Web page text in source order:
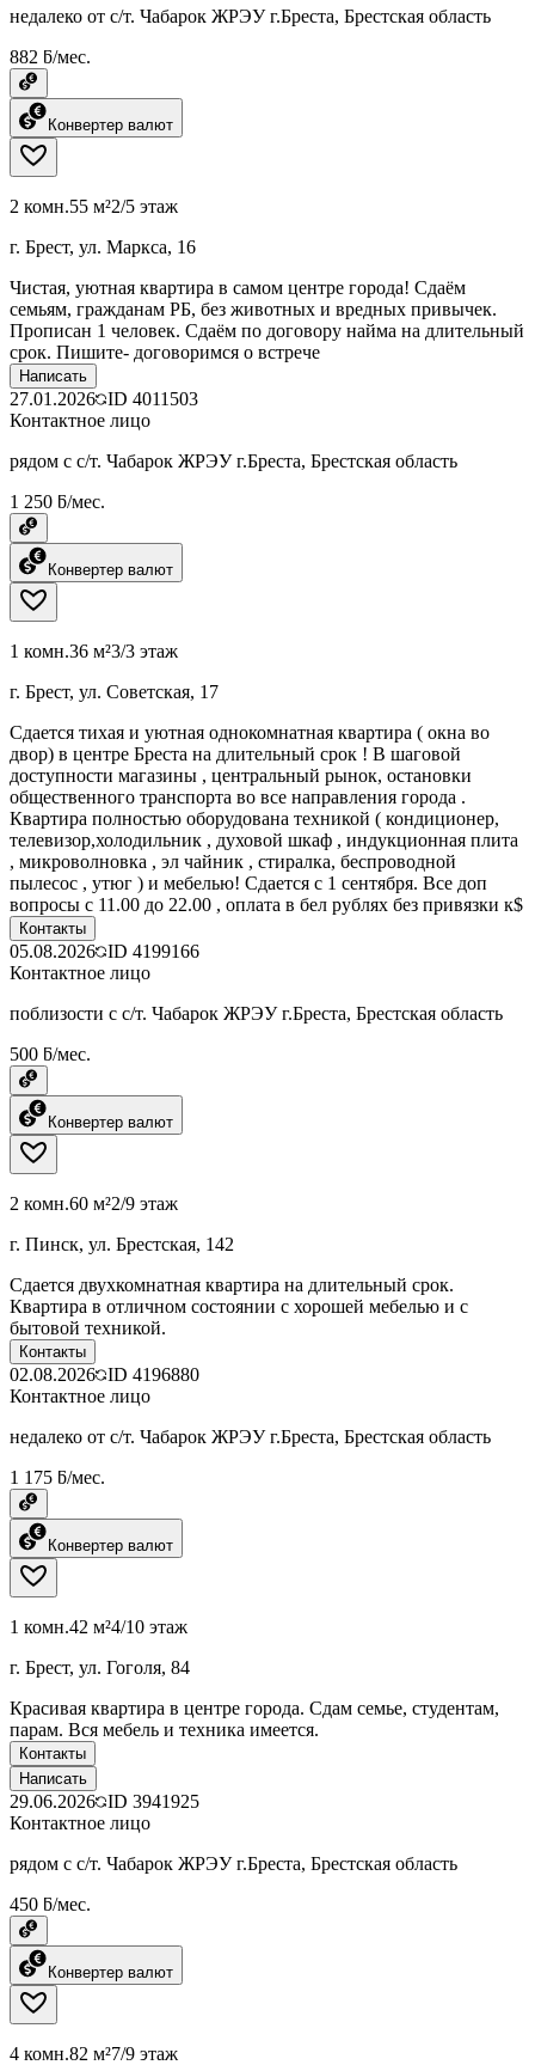
недалеко от с/т. Чабарок ЖРЭУ г.Бреста, Брестская область
882 ƃ/мес.
Конвертер валют
2 комн.55 м²2/5 этаж
г. Брест, ул. Маркса, 16
Чистая, уютная квартира в самом центре города! Сдаём
семьям, гражданам РБ, без животных и вредных привычек.
Прописан 1 человек. Сдаём по договору найма на длительный
срок. Пишите- договоримся о встрече
Написать
27.01.2026 ID 4011503
Контактное лицо
рядом с с/т. Чабарок ЖРЭУ г.Бреста, Брестская область
1 250 ƃ/мес.
Конвертер валют
1 комн.36 м²3/3 этаж
г. Брест, ул. Советская, 17
Сдается тихая и уютная однокомнатная квартира ( окна во
двор) в центре Бреста на длительный срок ! В шаговой
доступности магазины , центральный рынок, остановки
общественного транспорта во все направления города .
Квартира полностью оборудована техникой ( кондиционер,
телевизор,холодильник , духовой шкаф , индукционная плита
, микроволновка , эл чайник , стиралка, беспроводной
пылесос , утюг ) и мебелью! Сдается с 1 сентября. Все доп
вопросы с 11.00 до 22.00 , оплата в бел рублях без привязки к$
Контакты
05.08.2026 ID 4199166
Контактное лицо
поблизости с с/т. Чабарок ЖРЭУ г.Бреста, Брестская область
500 ƃ/мес.
Конвертер валют
2 комн.60 м²2/9 этаж
г. Пинск, ул. Брестская, 142
Сдается двухкомнатная квартира на длительный срок.
Квартира в отличном состоянии с хорошей мебелью и с
бытовой техникой.
Контакты
02.08.2026 ID 4196880
Контактное лицо
недалеко от с/т. Чабарок ЖРЭУ г.Бреста, Брестская область
1 175 ƃ/мес.
Конвертер валют
1 комн.42 м²4/10 этаж
г. Брест, ул. Гоголя, 84
Красивая квартира в центре города. Сдам семье, студентам,
парам. Вся мебель и техника имеется.
Контакты
Написать
29.06.2026 ID 3941925
Контактное лицо
рядом с с/т. Чабарок ЖРЭУ г.Бреста, Брестская область
450 ƃ/мес.
Конвертер валют
4 комн.82 м²7/9 этаж